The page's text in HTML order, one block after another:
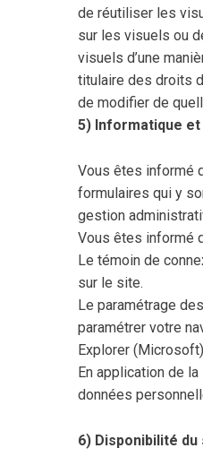
de réutiliser les
sur les visuels ou
visuels d’une
titulaire des droits
de modifier de
5) Informatique
Vous êtes informé
formulaires qui y
gestion
Vous êtes informé
Le témoin de
sur le site.
Le paramétrage
paramétrer votre
Explorer
En application de
données
6) Disponibilité